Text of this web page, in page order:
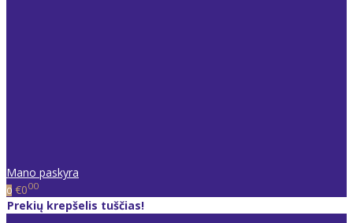
Mano paskyra
0 €000
Prekių krepšelis tuščias!